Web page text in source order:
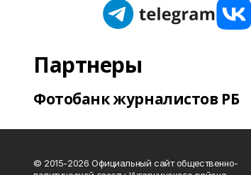
Партнеры
Фотобанк журналистов РБ
© 2015-2026 Официальный сайт общественно-